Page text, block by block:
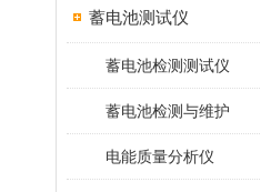
蓄电池测试仪
蓄电池检测测试仪
蓄电池检测与维护
电能质量分析仪